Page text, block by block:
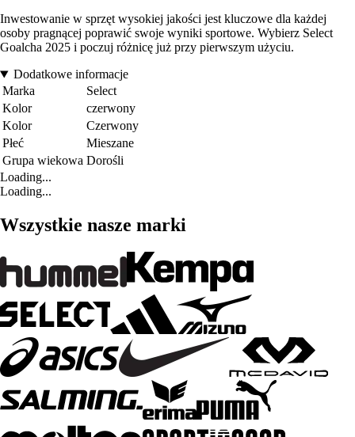
Inwestowanie w sprzęt wysokiej jakości jest kluczowe dla każdej
osoby pragnącej poprawić swoje wyniki sportowe. Wybierz Select
Goalcha 2025 i poczuj różnicę już przy pierwszym użyciu.
Dodatkowe informacje
Marka
Select
Kolor
czerwony
Kolor
Czerwony
Płeć
Mieszane
Grupa wiekowa Dorośli
Loading...
Loading...
Wszystkie nasze marki